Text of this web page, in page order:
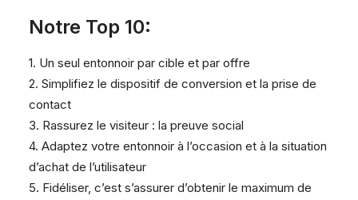
Notre Top 10:
1. Un seul entonnoir par cible et par offre
2. Simplifiez le dispositif de conversion et la prise de
contact
3. Rassurez le visiteur : la preuve social
4. Adaptez votre entonnoir à l’occasion et à la situation
d’achat de l’utilisateur
5. Fidéliser, c’est s’assurer d’obtenir le maximum de